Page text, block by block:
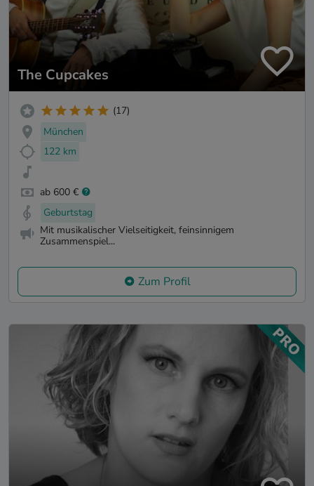
The Cupcakes
(17)
München
122 km
ab 600 €
Geburtstag
Mit musikalischer Vielseitigkeit, feinsinnigem
Zusammenspiel...
Zum Profil